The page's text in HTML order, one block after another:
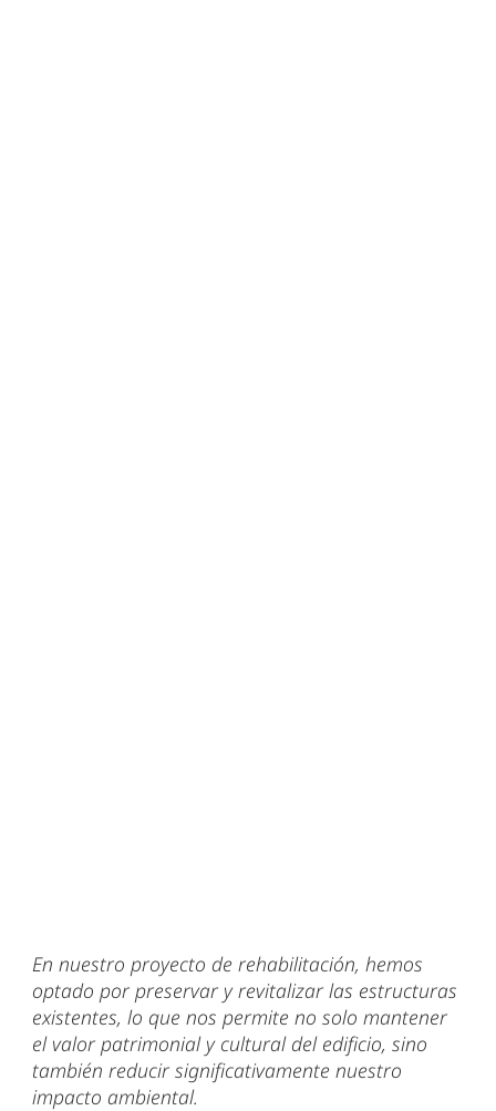
En nuestro proyecto de rehabilitación, hemos
optado por preservar y revitalizar las estructuras
existentes, lo que nos permite no solo mantener
el valor patrimonial y cultural del edificio, sino
también reducir significativamente nuestro
impacto ambiental.